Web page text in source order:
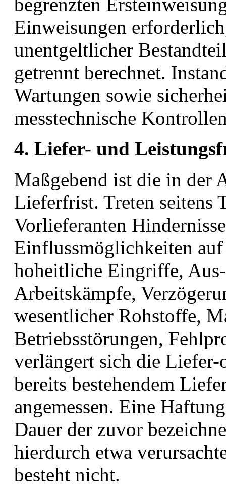
Einweisungen
unentgeltlicher
getrennt berechnet.
Wartungen sowie
messtechnische
4. Liefer- und
Maßgebend ist die in der
Lieferfrist. Treten seitens
Vorlieferanten
Einflussmöglichkeiten
hoheitliche Eingriffe,
Arbeitskämpfe,
wesentlicher Rohstoffe,
Betriebsstörungen,
verlängert sich die
bereits bestehendem
angemessen. Eine
Dauer der zuvor
hierdurch etwa
besteht nicht.